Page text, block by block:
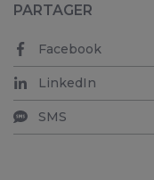
PARTAGER
Facebook
LinkedIn
SMS